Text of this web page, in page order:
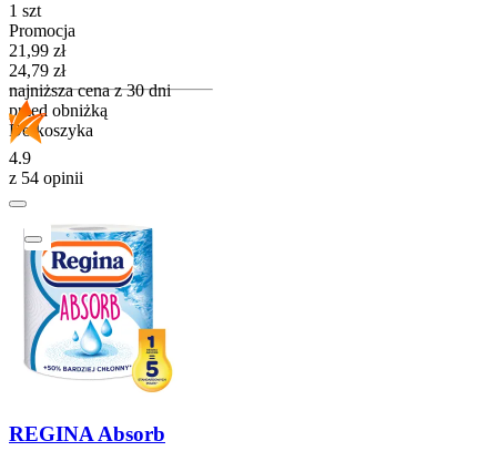
1 szt
Promocja
Cena promocyjna
21,99 zł
24,79 zł
najniższa cena z 30 dni
przed obniżką
Do koszyka
4.9
z 54 opinii
REGINA Absorb